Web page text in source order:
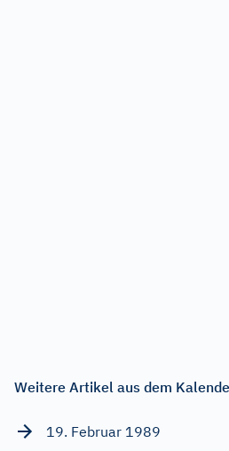
Weitere Artikel aus dem
19. Februar 1989